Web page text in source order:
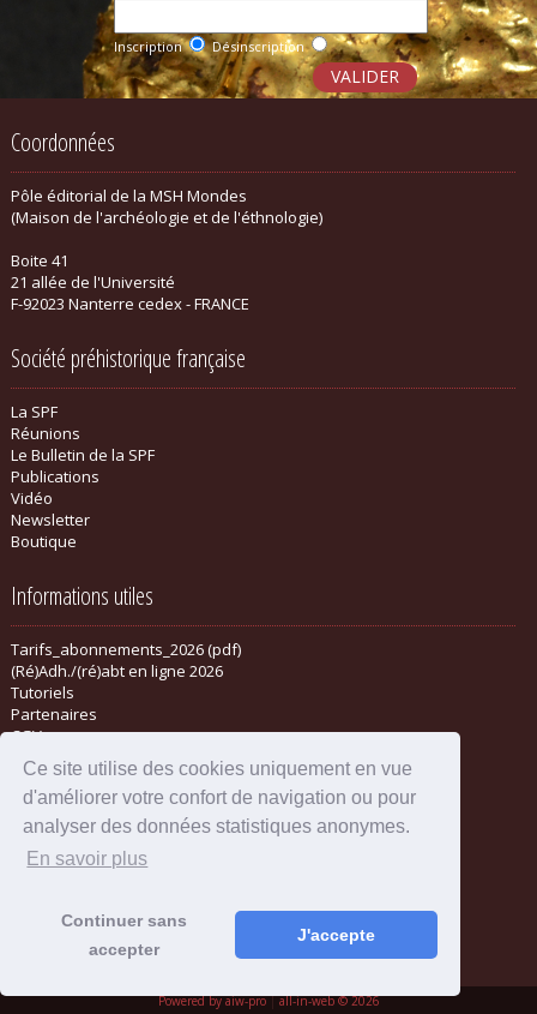
Ce site utilise des cookies uniquement en vue
d'améliorer votre confort de navigation ou pour
analyser des données statistiques anonymes.
En savoir plus
Continuer sans
accepter
J'accepte
Inscription Désinscription
Coordonnées
Pôle éditorial de la MSH Mondes
(Maison de l'archéologie et de l'éthnologie)
Boite 41
21 allée de l'Université
F-92023 Nanterre cedex - FRANCE
Société préhistorique française
La SPF
Réunions
Le Bulletin de la SPF
Publications
Vidéo
Newsletter
Boutique
Informations utiles
Tarifs_abonnements_2026 (pdf)
(Ré)Adh./(ré)abt en ligne 2026
Tutoriels
Partenaires
CGV
Powered by aiw-pro|all-in-web © 2026